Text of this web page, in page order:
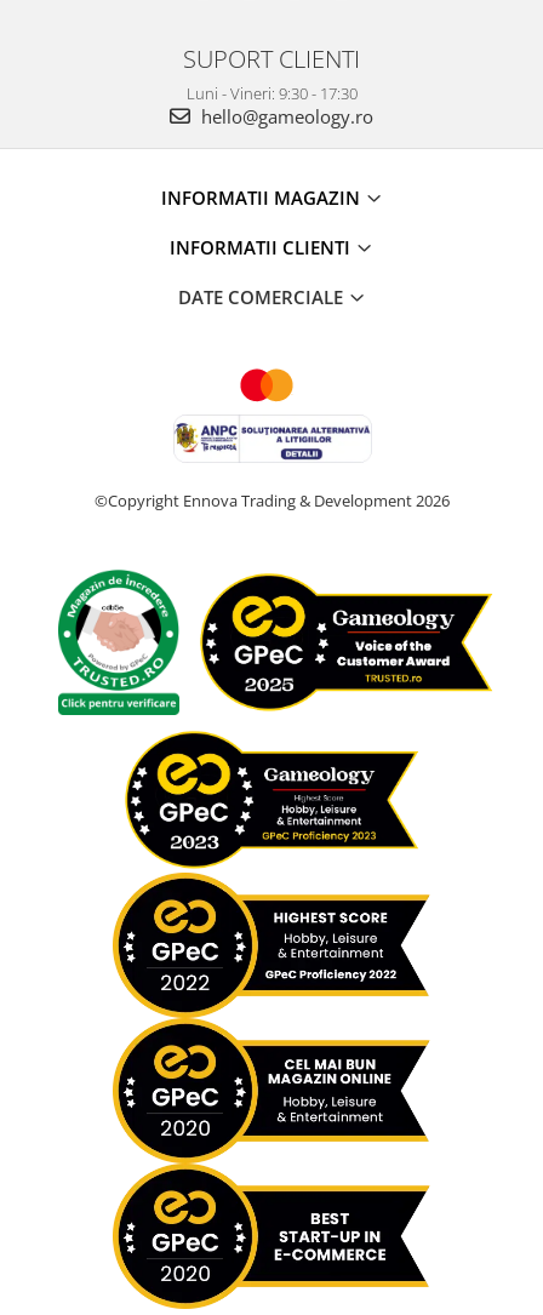
SUPORT CLIENTI
Luni - Vineri: 9:30 - 17:30
hello@gameology.ro
INFORMATII MAGAZIN
INFORMATII CLIENTI
DATE COMERCIALE
©Copyright Ennova Trading & Development 2026